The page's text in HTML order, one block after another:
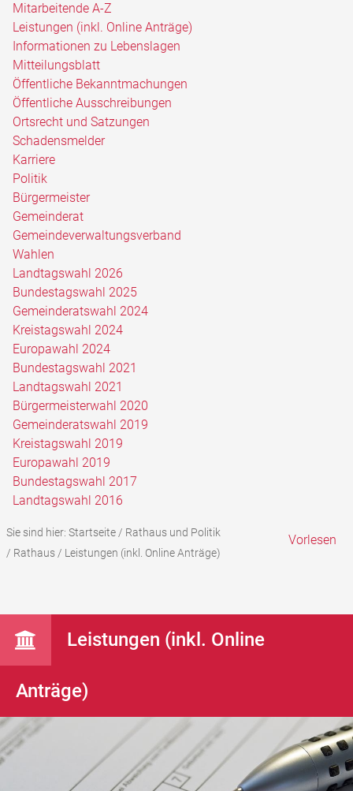
Mitarbeitende A-Z
Leistungen (inkl. Online Anträge)
Informationen zu Lebenslagen
Mitteilungsblatt
Öffentliche Bekanntmachungen
Öffentliche Ausschreibungen
Ortsrecht und Satzungen
Schadensmelder
Karriere
Politik
Bürgermeister
Gemeinderat
Gemeindeverwaltungsverband
Wahlen
Landtagswahl 2026
Bundestagswahl 2025
Gemeinderatswahl 2024
Kreistagswahl 2024
Europawahl 2024
Bundestagswahl 2021
Landtagswahl 2021
Bürgermeisterwahl 2020
Gemeinderatswahl 2019
Kreistagswahl 2019
Europawahl 2019
Bundestagswahl 2017
Landtagswahl 2016
Sie sind hier: Startseite/ Rathaus und Politik
/ Rathaus/ Leistungen (inkl. Online Anträge)
Vorlesen
Leistungen (inkl. Online
Anträge)